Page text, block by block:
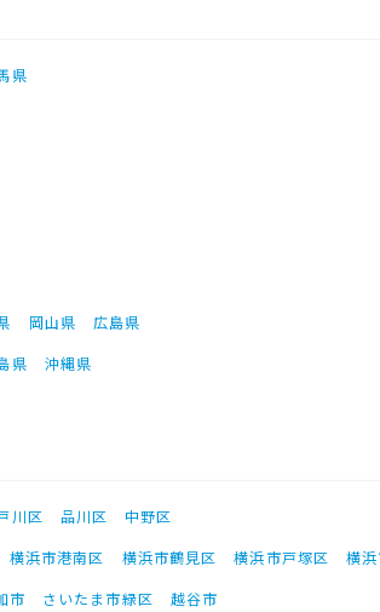
県
岡山県
広島県
県 沖縄県
川区 品川区
中野区
横浜市港南区 横浜市鶴見区 横浜市戸塚区
横
市 さいたま市緑区
越谷市